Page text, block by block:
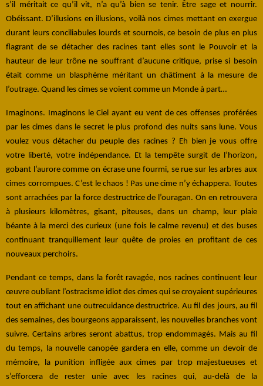
s’il méritait ce qu’il vit, n’a qu’à bien se tenir. Être sage et nourrir.
Obéissant. D’illusions en illusions, voilà nos cimes mettant en exergue
durant leurs conciliabules lourds et sournois, ce besoin de plus en plus
flagrant de se détacher des racines tant elles sont le Pouvoir et la
hauteur de leur trône ne souffrant d’aucune critique, prise si besoin
était comme un blasphème méritant un châtiment à la mesure de
l’outrage. Quand les cimes se voient comme un Monde à part…
Imaginons. Imaginons le Ciel ayant eu vent de ces offenses proférées
par les cimes dans le secret le plus profond des nuits sans lune. Vous
voulez vous détacher du peuple des racines ? Eh bien je vous offre
votre liberté, votre indépendance. Et la tempête surgit de l’horizon,
gobant l’aurore comme on écrase une fourmi, se rue sur les arbres aux
cimes corrompues. C’est le chaos ! Pas une cime n’y échappera. Toutes
sont arrachées par la force destructrice de l’ouragan. On en retrouvera
à plusieurs kilomètres, gisant, piteuses, dans un champ, leur plaie
béante à la merci des curieux (une fois le calme revenu) et des buses
continuant tranquillement leur quête de proies en profitant de ces
nouveaux perchoirs.
Pendant ce temps, dans la forêt ravagée, nos racines continuent leur
œuvre oubliant l’ostracisme idiot des cimes qui se croyaient supérieures
tout en affichant une outrecuidance destructrice. Au fil des jours, au fil
des semaines, des bourgeons apparaissent, les nouvelles branches vont
suivre. Certains arbres seront abattus, trop endommagés. Mais au fil
du temps, la nouvelle canopée gardera en elle, comme un devoir de
mémoire, la punition infligée aux cimes par trop majestueuses et
s’efforcera de rester unie avec les racines qui, au-delà de la